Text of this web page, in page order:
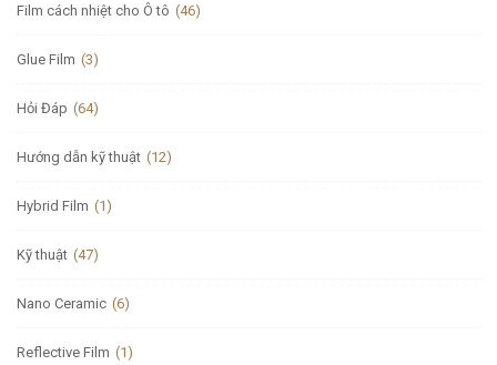
Film cách nhiệt cho Ô tô (46)
Glue Film (3)
Hỏi Đáp (64)
Hướng dẫn kỹ thuật (12)
Hybrid Film (1)
Kỹ thuật (47)
Nano Ceramic (6)
Reflective Film (1)